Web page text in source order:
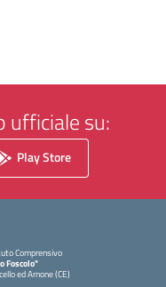
ufficiale su:
Play Store
Comprensivo
Foscolo"
ed Arnone (CE)